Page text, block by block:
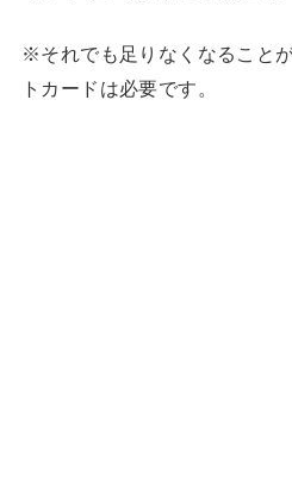
※それでも足りなくなること
トカードは必要です。